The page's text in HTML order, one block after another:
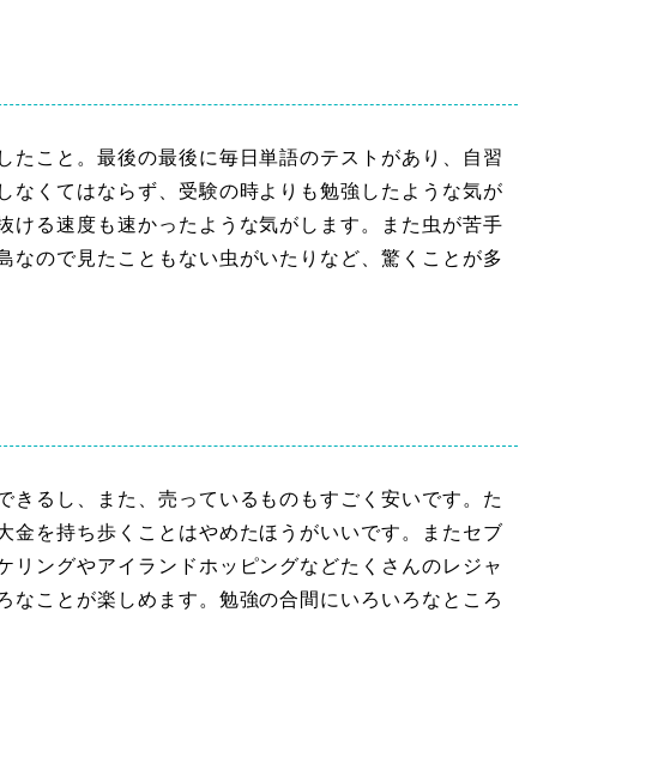
こと。最後の最後に毎日単語のテストがあり、自習
くてはならず、受験の時よりも勉強したような気が
ける速度も速かったような気がします。また虫が苦手
ので見たこともない虫がいたりなど、驚くことが多
るし、また、売っているものもすごく安いです。た
を持ち歩くことはやめたほうがいいです。またセブ
ングやアイランドホッピングなどたくさんのレジャ
ことが楽しめます。勉強の合間にいろいろなところ